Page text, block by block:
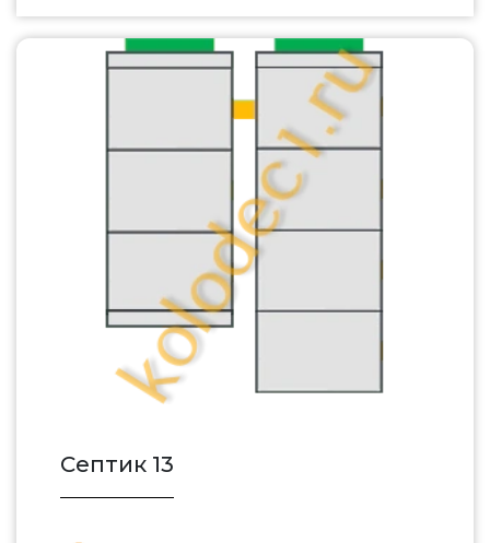
Септик 13